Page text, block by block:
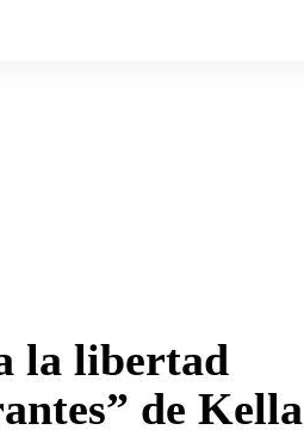
la libertad
de Kella